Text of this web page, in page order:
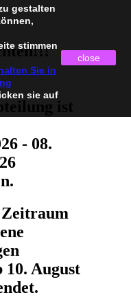
ist
- 08.
10. August
gestalten
stimmen
Sie in
sie auf
close